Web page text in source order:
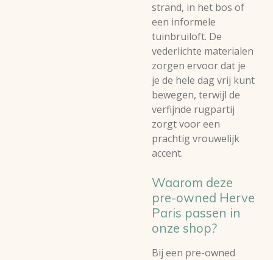
strand, in het bos of
een informele
tuinbruiloft. De
vederlichte materialen
zorgen ervoor dat je
je de hele dag vrij kunt
bewegen, terwijl de
verfijnde rugpartij
zorgt voor een
prachtig vrouwelijk
accent.
Waarom deze
pre-owned Herve
Paris passen in
onze shop?
Bij een pre-owned